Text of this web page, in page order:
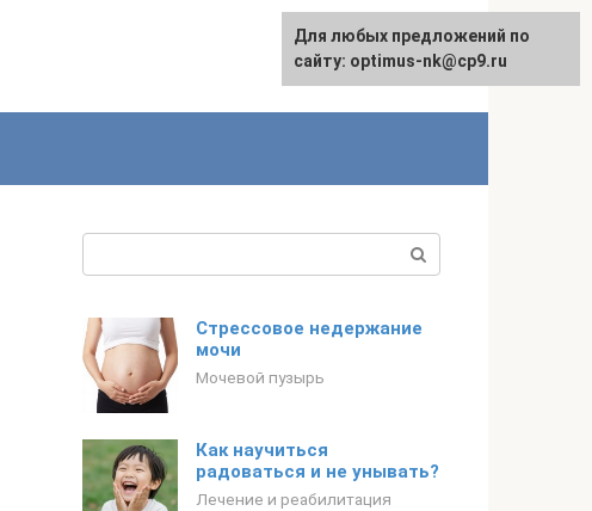
English
Стрессовое недержание
мочи
Мочевой пузырь
Как научиться
радоваться и не унывать?
Лечение и реабилитация
Для любых предложений по
сайту: optimus-nk@cp9.ru